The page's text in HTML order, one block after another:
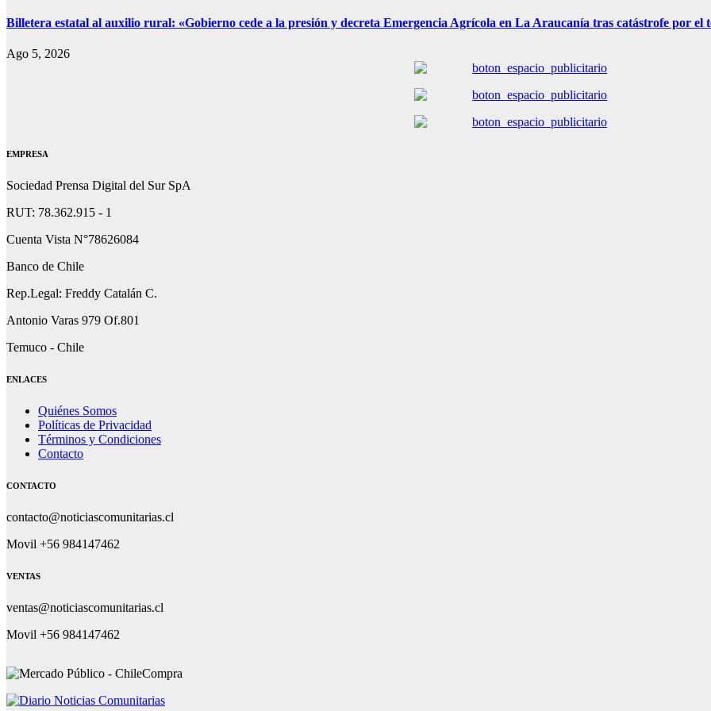
Billetera estatal al auxilio rural: «Gobierno cede a la presión y decreta Emergencia Agrícola en La Araucanía tras catástrofe por el
Ago 5, 2026
EMPRESA
Sociedad Prensa Digital del Sur SpA
RUT: 78.362.915 - 1
Cuenta Vista N°78626084
Banco de Chile
Rep.Legal: Freddy Catalán C.
Antonio Varas 979 Of.801
Temuco - Chile
ENLACES
Quiénes Somos
Políticas de Privacidad
Términos y Condiciones
Contacto
CONTACTO
contacto@noticiascomunitarias.cl
Movil +56 984147462
VENTAS
ventas@noticiascomunitarias.cl
Movil +56 984147462